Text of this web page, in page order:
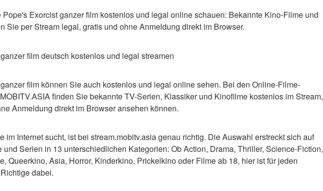
Exorcist ganzer film kostenlos und legal online schauen: Bekannte Kino-Filme und
Sie per Stream legal, gratis und ohne Anmeldung direkt im Browser.
film deutsch kostenlos und legal streamen
film können Sie auch kostenlos und legal online sehen. Bei den Online-Filme-
finden Sie bekannte TV-Serien, Klassiker und Kinofilme kostenlos im Stream,
Anmeldung direkt im Browser ansehen können.
im Internet sucht, ist bei stream.mobitv.asia genau richtig. Die Auswahl erstreckt sich auf
und Serien in 13 unterschiedlichen Kategorien: Ob Action, Drama, Thriller, Science-Fiction,
Queerkino, Asia, Horror, Kinderkino, Prickelkino oder Filme ab 18, hier ist für jeden
dabei.